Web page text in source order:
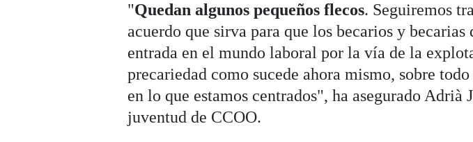
"Quedan algunos pequeños flecos. Seguiremos
acuerdo que sirva para que los becarios y becarias
entrada en el mundo laboral por la vía de la
precariedad como sucede ahora mismo, sobre
en lo que estamos centrados", ha asegurado Adrià
juventud de CCOO.